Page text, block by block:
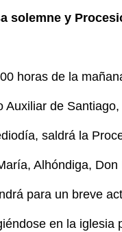
solemne y
horas de la
de
saldrá la
Alhóndiga,
para un breve
en la iglesia